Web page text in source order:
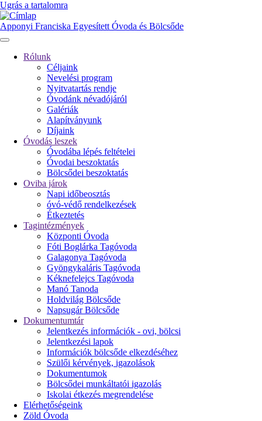
Ugrás a tartalomra
Apponyi Franciska Egyesített Óvoda és Bölcsőde
navigáció
Rólunk
Céljaink
Nevelési program
Nyitvatartás rendje
Óvodánk névadójáról
Galériák
Alapítványunk
Díjaink
Óvodás leszek
Óvodába lépés feltételei
Óvodai beszoktatás
Bölcsődei beszoktatás
Oviba járok
Napi időbeosztás
óvó-védő rendelkezések
Étkeztetés
Tagintézmények
Központi Óvoda
Fóti Boglárka Tagóvoda
Galagonya Tagóvoda
Gyöngykaláris Tagóvoda
Kéknefelejcs Tagóvoda
Manó Tanoda
Holdvilág Bölcsőde
Napsugár Bölcsőde
Dokumentumtár
Jelentkezés információk - ovi, bölcsi
Jelentkezési lapok
Információk bölcsőde elkezdéséhez
Szülői kérvények, igazolások
Dokumentumok
Bölcsődei munkáltatói igazolás
Iskolai étkezés megrendelése
Elérhetőségeink
Zöld Óvoda